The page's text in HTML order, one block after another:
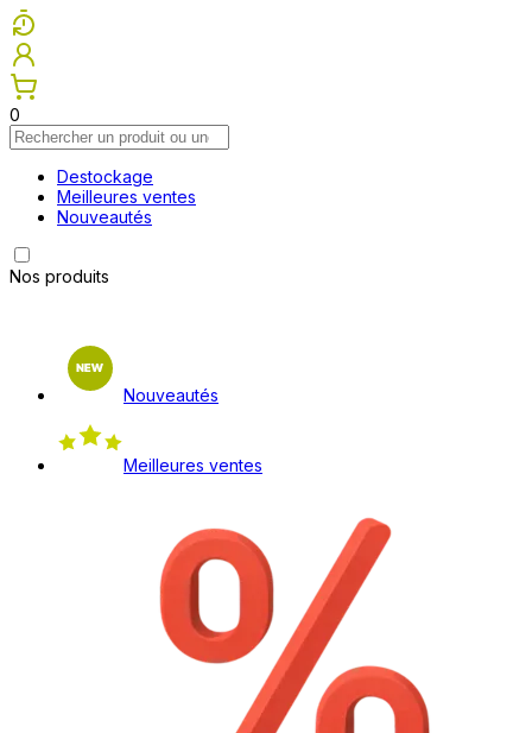
0
Destockage
Meilleures ventes
Nouveautés
Nos produits
Nouveautés
Meilleures ventes